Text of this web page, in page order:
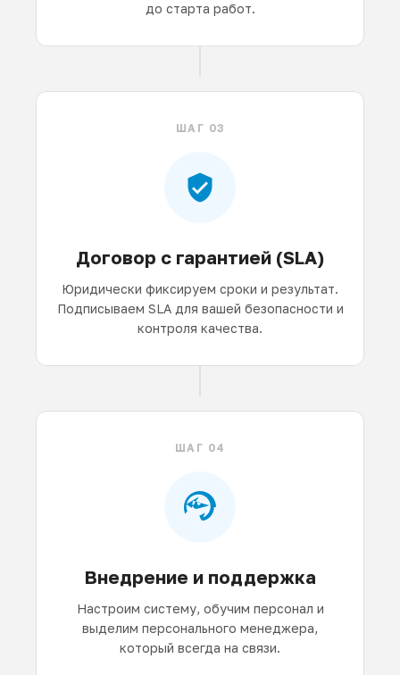
до старта работ.
ШАГ 03
Договор с гарантией (SLA)
Юридически фиксируем сроки и результат.
Подписываем SLA для вашей безопасности и
контроля качества.
ШАГ 04
Внедрение и поддержка
Настроим систему, обучим персонал и
выделим персонального менеджера,
который всегда на связи.